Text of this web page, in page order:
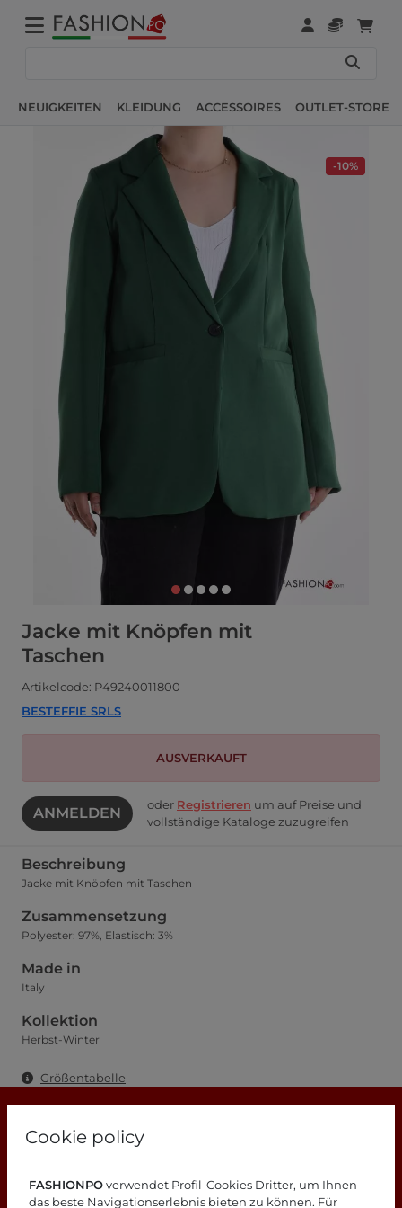
Cookie policy
FASHIONPOverwendet Profil-Cookies Dritter, um Ihnen
das beste Navigationserlebnis bieten zu können. Für
NEUIGKEITEN KLEIDUNG ACCESSOIRES OUTLET-STORE
-10%
Jacke mit Knöpfen mit
Taschen
Artikelcode: P49240011800
BESTEFFIE SRLS
AUSVERKAUFT
ANMELDEN oder Registrieren um auf Preise und
vollständige Kataloge zuzugreifen
Beschreibung
Jacke mit Knöpfen mit Taschen
Zusammensetzung
Polyester: 97%, Elastisch: 3%
Made in
Italy
Kollektion
Herbst-Winter
Größentabelle
Suchen Sie nach Antworten?